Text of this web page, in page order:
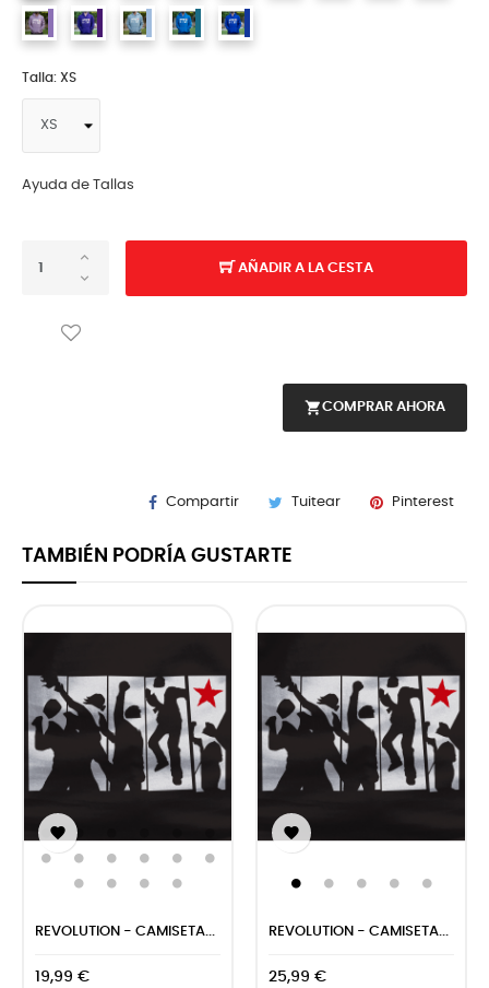
Talla: XS
Ayuda de Tallas
AÑADIR A LA CESTA
shopping_cartCOMPRAR AHORA
Compartir Tuitear Pinterest
TAMBIÉN PODRÍA GUSTARTE

REVOLUTION - CAMISETA...
19,99 €

REVOLUTION - CAMISETA...
25,99 €